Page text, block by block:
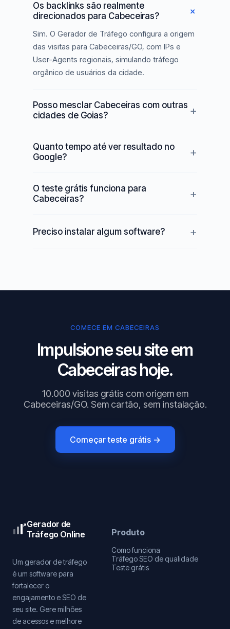
Os backlinks são realmente
direcionados para Cabeceiras?
Sim. O Gerador de Tráfego configura a origem
das visitas para Cabeceiras/GO, com IPs e
User-Agents regionais, simulando tráfego
orgânico de usuários da cidade.
Posso mesclar Cabeceiras com outras
cidades de Goias?
Quanto tempo até ver resultado no
Google?
O teste grátis funciona para
Cabeceiras?
Preciso instalar algum software?
COMECE EM CABECEIRAS
Impulsione seu site em
Cabeceiras hoje.
10.000 visitas grátis com origem em
Cabeceiras/GO. Sem cartão, sem instalação.
Começar teste grátis →
Gerador de
Tráfego Online
Um gerador de tráfego
é um software para
fortalecer o
engajamento e SEO de
seu site. Gere milhões
de acessos e melhore
Produto
Como funciona
Tráfego SEO de qualidade
Teste grátis